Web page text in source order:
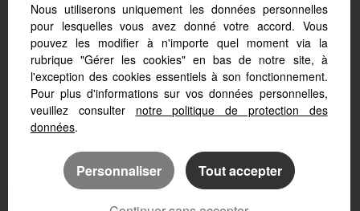
votre PC, votre tablette ou votre smartphone, notre site
s’adapte automatiquement aux différents types d'écrans
Logiciel immobilier
Création site internet immobilier
Référencement immobilier
Nous utiliserons uniquement les données personnelles
pour lesquelles vous avez donné votre accord. Vous
pouvez les modifier à n'importe quel moment via la
rubrique "Gérer les cookies" en bas de notre site, à
l'exception des cookies essentiels à son fonctionnement.
Pour plus d'informations sur vos données personnelles,
veuillez consulter notre politique de protection des
données.
Personnaliser Tout accepter